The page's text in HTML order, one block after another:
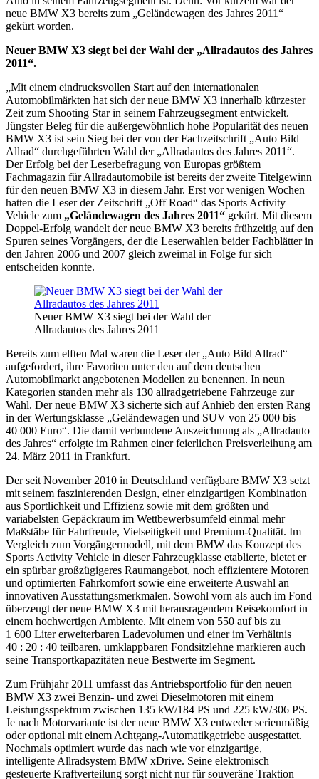
neue BMW X3 bereits zum „Geländewagen des Jahres 2011“
gekürt worden.
Neuer BMW X3 siegt bei der Wahl der „Allradautos des Jahres
2011“.
„Mit einem eindrucksvollen Start auf den internationalen
Automobilmärkten hat sich der neue BMW X3 innerhalb kürzester
Zeit zum Shooting Star in seinem Fahrzeugsegment entwickelt.
Jüngster Beleg für die außergewöhnlich hohe Popularität des neuen
BMW X3 ist sein Sieg bei der von der Fachzeitschrift „Auto Bild
Allrad“ durchgeführten Wahl der „Allradautos des Jahres 2011“.
Der Erfolg bei der Leserbefragung von Europas größtem
Fachmagazin für Allradautomobile ist bereits der zweite Titelgewinn
für den neuen BMW X3 in diesem Jahr. Erst vor wenigen Wochen
hatten die Leser der Zeitschrift „Off Road“ das Sports Activity
Vehicle zum „Geländewagen des Jahres 2011“ gekürt. Mit diesem
Doppel-Erfolg wandelt der neue BMW X3 bereits frühzeitig auf den
Spuren seines Vorgängers, der die Leserwahlen beider Fachblätter in
den Jahren 2006 und 2007 gleich zweimal in Folge für sich
entscheiden konnte.
Neuer BMW X3 siegt bei der Wahl der
Allradautos des Jahres 2011
Bereits zum elften Mal waren die Leser der „Auto Bild Allrad“
aufgefordert, ihre Favoriten unter den auf dem deutschen
Automobilmarkt angebotenen Modellen zu benennen. In neun
Kategorien standen mehr als 130 allradgetriebene Fahrzeuge zur
Wahl. Der neue BMW X3 sicherte sich auf Anhieb den ersten Rang
in der Wertungsklasse „Geländewagen und SUV von 25 000 bis
40 000 Euro“. Die damit verbundene Auszeichnung als „Allradauto
des Jahres“ erfolgte im Rahmen einer feierlichen Preisverleihung am
24. März 2011 in Frankfurt.
Der seit November 2010 in Deutschland verfügbare BMW X3 setzt
mit seinem faszinierenden Design, einer einzigartigen Kombination
aus Sportlichkeit und Effizienz sowie mit dem größten und
variabelsten Gepäckraum im Wettbewerbsumfeld einmal mehr
Maßstäbe für Fahrfreude, Vielseitigkeit und Premium-Qualität. Im
Vergleich zum Vorgängermodell, mit dem BMW das Konzept des
Sports Activity Vehicle in dieser Fahrzeugklasse etablierte, bietet er
ein spürbar großzügigeres Raumangebot, noch effizientere Motoren
und optimierten Fahrkomfort sowie eine erweiterte Auswahl an
innovativen Ausstattungsmerkmalen. Sowohl vorn als auch im Fond
überzeugt der neue BMW X3 mit herausragendem Reisekomfort in
einem hochwertigen Ambiente. Mit einem von 550 auf bis zu
1 600 Liter erweiterbaren Ladevolumen und einer im Verhältnis
40 : 20 : 40 teilbaren, umklappbaren Fondsitzlehne markieren auch
seine Transportkapazitäten neue Bestwerte im Segment.
Zum Frühjahr 2011 umfasst das Antriebsportfolio für den neuen
BMW X3 zwei Benzin- und zwei Dieselmotoren mit einem
Leistungsspektrum zwischen 135 kW/184 PS und 225 kW/306 PS.
Je nach Motorvariante ist der neue BMW X3 entweder serienmäßig
oder optional mit einem Achtgang-Automatikgetriebe ausgestattet.
Nochmals optimiert wurde das nach wie vor einzigartige,
intelligente Allradsystem BMW xDrive. Seine elektronisch
gesteuerte Kraftverteilung sorgt nicht nur für souveräne Traktion